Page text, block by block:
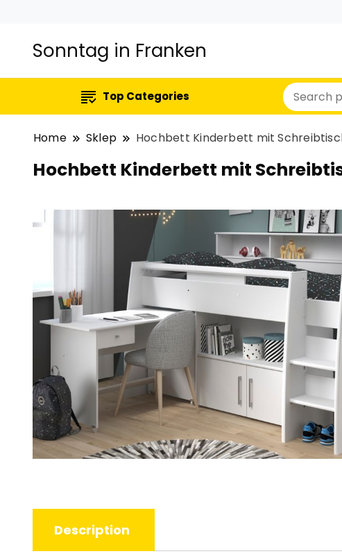
Sonntag in Franken
Top Categories
Home Sklep Hochbett Kinderbett mit
Hochbett Kinderbett mit
Description